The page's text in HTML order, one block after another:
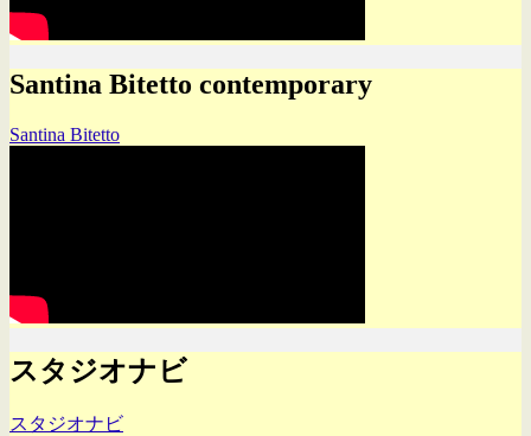
Santina Bitetto contemporary
Santina Bitetto
スタジオナビ
スタジオナビ